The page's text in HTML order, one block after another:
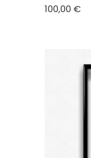
100,00 €